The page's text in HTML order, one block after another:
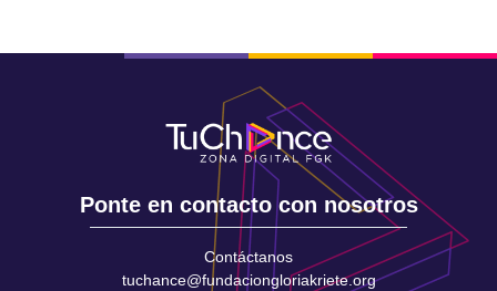
Ponte en contacto con nosotros
Contáctanos
tuchance@fundaciongloriakriete.org